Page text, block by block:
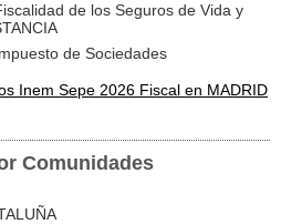
de los Seguros de Vida y
de Sociedades
Inem Sepe 2026 Fiscal en MADRID
Comunidades